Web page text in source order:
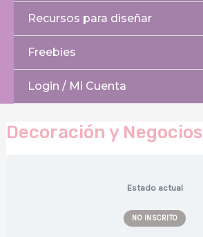
Recursos para diseñar
Freebies
Login / Mi Cuenta
Decoración y Negocios
Estado actual
NO INSCRITO